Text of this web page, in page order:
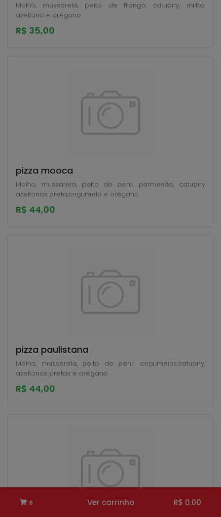
0 Ver carrinho R$ 0.00
Molho, mussarela, peito de frango, catupiry, milho,
azeitona e orégano
R$ 35,00
pizza mooca
Molho, mussarela, peito de peru, parmesão, catupiry
azeitonas preta,cogumelo e orégano.
R$ 44,00
pizza paulistana
Molho, mussarela, peito de peru, cogumelos.catupiry,
azeitonas pretas e orégano.
R$ 44,00